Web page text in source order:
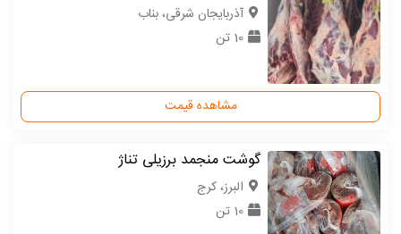
آذربایجان شرقی، بناب
10 تن
مشاهده قیمت
گوشت منجمد برزیلی تناژ
البرز، کرج
10 تن